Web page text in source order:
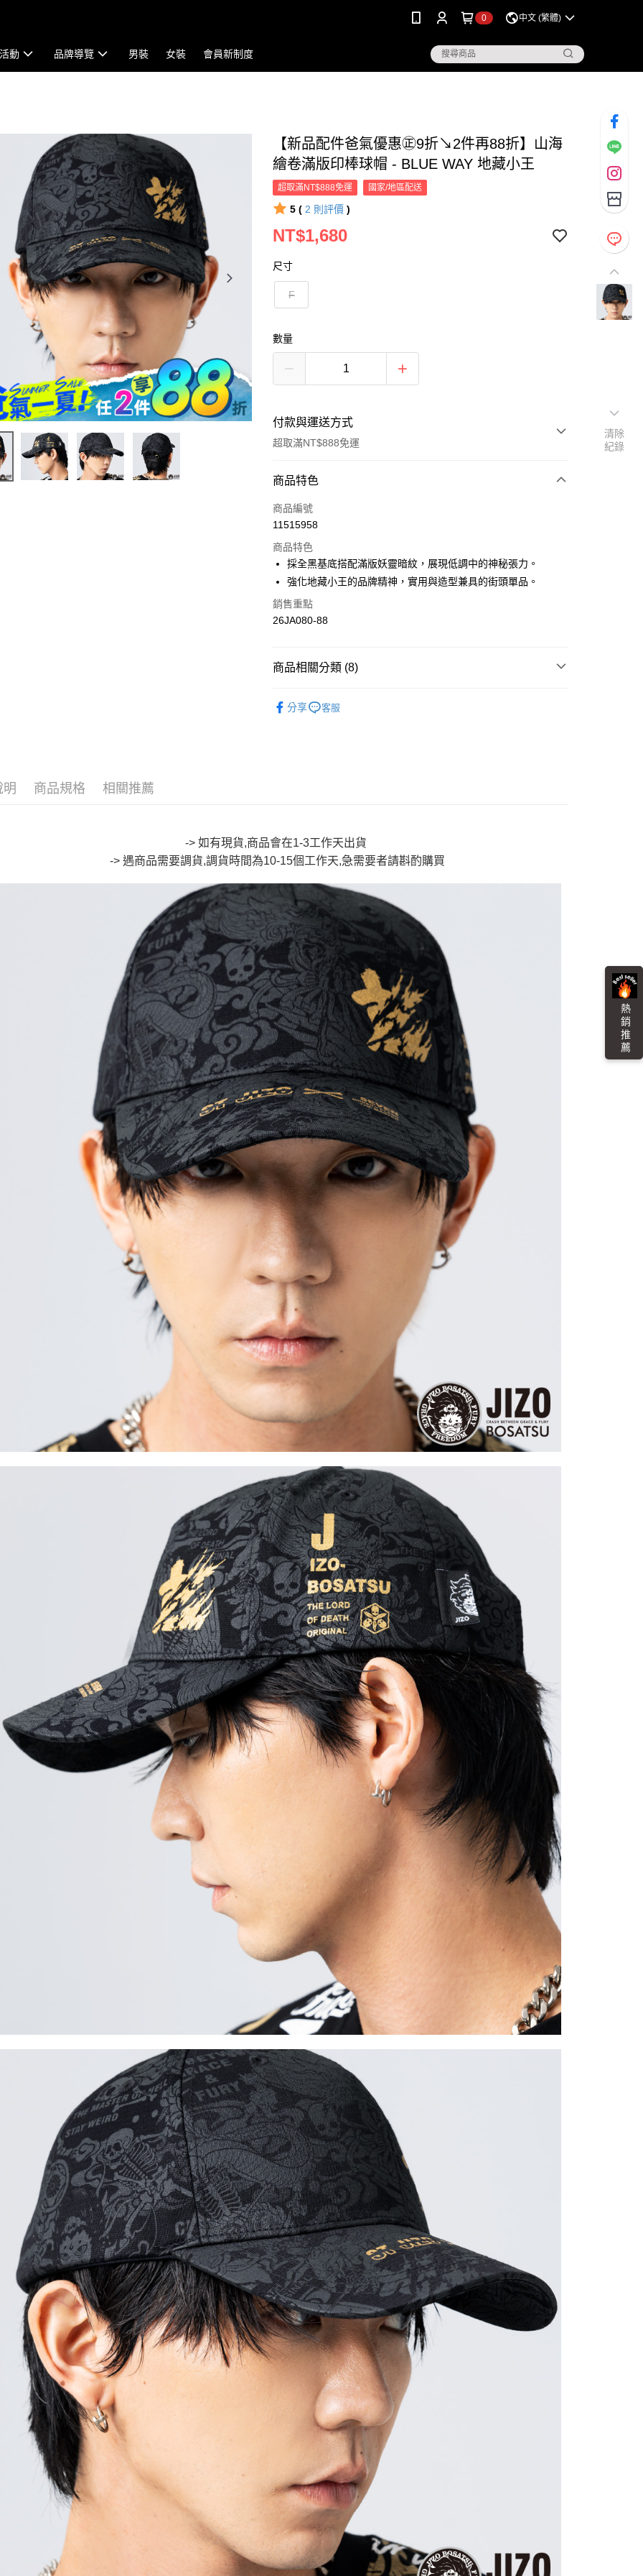
熱 銷 推 薦
0 中文 (繁體)
動 品牌導覽 男裝 女裝 會員新制度
【新品配件爸氣優惠㊣9折↘2件再88折】山海
繪卷滿版印棒球帽 - BLUE WAY 地藏小王
超取滿NT$888免運 國家/地區配送
5 ( 2 則評價 )
NT$1,680
尺寸
F
數量
付款與運送方式
超取滿NT$888免運
付款方式
信用卡一次付款
LINE Pay
Apple Pay
街口支付
Google Pay
消。如遇「轉專審核」未通過狀況，表示未達大哥付你分期系統評分，恕
無法說明評估內容。
【繳款方式說明】
醒簡訊。
2.透過簡訊連結打開帳單後，可選擇「超商條碼／台灣大直營門市／銀行轉
帳／街口支付／iPASS MONEY」等通路繳費。
【注意事項】
1.本服務係由「台灣大哥大股份有限公司」（以下簡稱本公司）所提供，讓
用戶於交易時，得透過本服務購買商品或服務，並由商店將買賣／分期付
款買賣價金債權讓與本公司後，依約使用本公司帳單繳交帳款。
2.基於同意付款使用「大哥付你分期」之契約關係目的，商店將以您的個人
資料（包含姓名、電話或地址）提供予台灣大哥大進項蒐集、處理及利
用，由本公司與您本人進行分期帳單所需資料之確認、核對及更正。
3.完整用戶服務條款，請詳閱以下連結： https://oppay.tw/userRule
２．便利：只要手機號碼，簡訊認證，即可結帳。
３．安心：先確認商品／服務後，再付款。
【「AFTEE先享後付」結帳流程】
１．於結帳方式選擇「AFTEE先享後付」後，將跳轉至「AFTEE先享後
付」結帳頁面，進行簡訊認證並確認金額後，即可完成結帳。
２．訂單成立數日內，您將收到繳費通知簡訊。
３．收到繳費通知簡訊後14天內，點擊此簡訊中的連結，可透過四大超商
／ATM／網路銀行／等多元方式進行付款，方視為交易完成。
※ 請注意：結帳手續完成當下不需立刻繳費，但若您需要取消訂單，請聯
絡購買商品的店家。未經商家同意取消之訂單仍視為有效，需透過AFTEE
先享後付繳納相關費用。
※ 交易是否成功請以「AFTEE先享後付 」之結帳頁面顯示為準，若有關於
是否繳費成功／繳費後需取消欲退款等相關疑問，請聯繫「AFTEE先享後
付客戶支援中心」
https://netprotections.freshdesk.com/support/home
【注意事項】
１．透過由恩沛科技股份有限公司提供之「AFTEE先享後付」服務完成之
交易，需依本服務之必要範圍內提供個人資料，並將交易相關給付款項請
求債權轉讓予恩沛科技股份有限公司。
２．關於個人資料處理事宜，請瀏覽以下網址：
https://aftee.tw/terms/#terms3
３．未成年的使用者請事先徵得法定代理人或監護人之同意方可使用
「AFTEE先享後付」，若未經同意申辦者引起之損失，本公司不負相關責
４．使用「AFTEE先享後付」時，將依據個別帳號之用戶狀況，依本公司
即時審查核予不同之上限額度；若仍有額度不足之情形，本公司將視審查
結果請求用戶進行身份認證。
５．嚴禁一人註冊多個帳號或使用他人資訊註冊。若發現惡意使用之情
形，恩沛科技股份有限公司將有權停止該用戶之使用額度並採取法律行
動。
運送方式
每筆NT$80，滿NT$888(含以上)免運費
付款後全家取貨
每筆NT$80，滿NT$888(含以上)免運費
萊爾富取貨付款
每筆NT$60，滿NT$3,000(含以上)免運費
付款後萊爾富取貨
每筆NT$60，滿NT$3,000(含以上)免運費
7-11取貨付款
每筆NT$80，滿NT$3,000(含以上)免運費
付款後7-11取貨
每筆NT$80，滿NT$3,000(含以上)免運費
每筆NT$100，滿NT$3,000(含以上)免運費
海外配送
商品特色
商品編號
11515958
商品特色
採全黑基底搭配滿版妖靈暗紋，展現低調中的神秘張力。
強化地藏小王的品牌精神，實用與造型兼具的街頭單品。
銷售重點
26JA080-88
商品相關分類 (8)
∎ Accessories｜潮流配件
🆕本週新品 春夏上市
分享 客服
明 商品規格 相關推薦
-> 如有現貨,商品會在1-3工作天出貨
-> 遇商品需要調貨,調貨時間為10-15個工作天,急需要者請斟酌購買
清除
紀錄